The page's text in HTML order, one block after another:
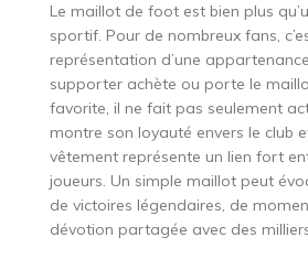
Le maillot de foot est bien plus
sportif. Pour de nombreux fans,
représentation d’une
supporter achète ou porte le
favorite, il ne fait pas seulement
montre son loyauté envers le club
vêtement représente un lien fort
joueurs. Un simple maillot peut
de victoires légendaires, de
dévotion partagée avec des